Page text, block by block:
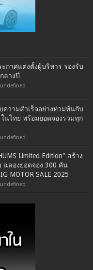
กาศแต่งตั้งผู้บริหาร รองรับ
ลางปี
undefined
ความสำเร็จอย่างท่วมท้นกับ
ในไทย พร้อมยอดจองรวมทุก
undefined
Limited Edition" สร้าง
ลองยอดจอง 300 คัน
MOTOR SALE 2025
undefined